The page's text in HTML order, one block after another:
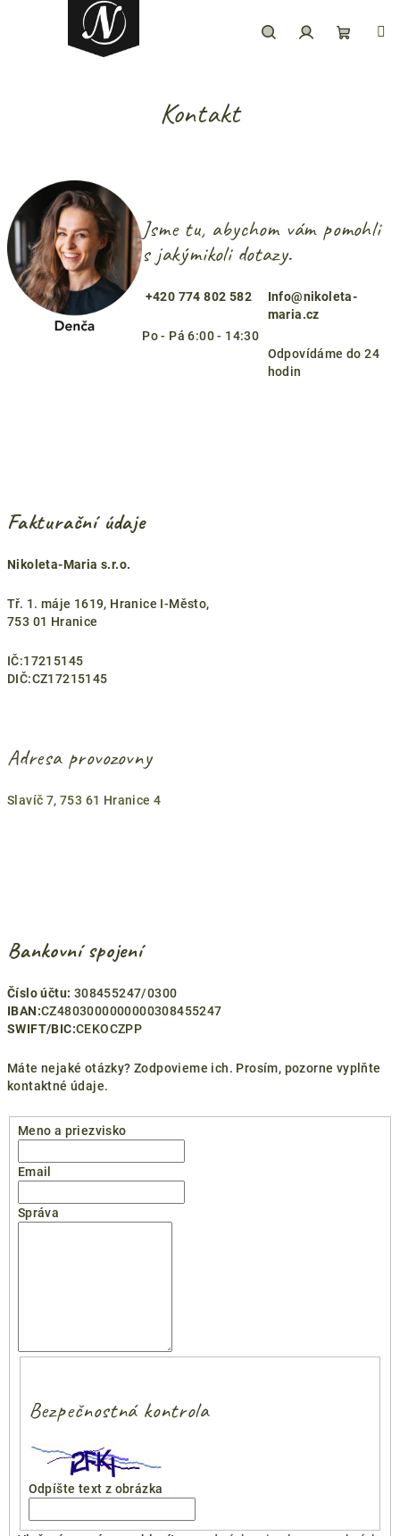
Kontakt
Jsme tu, abychom vám pomohli
s jakýmikoli dotazy.
+420 774 802 582
Po - Pá 6:00 - 14:30
Info@nikoleta-
maria.cz
Odpovídáme do 24
hodin
Fakturační údaje
Nikoleta-Maria s.r.o.
Tř. 1. máje 1619, Hranice I-Město,
753 01 Hranice
IČ:17215145
DIČ:CZ17215145
Adresa provozovny
Slavíč 7, 753 61 Hranice 4
Bankovní spojení
Číslo účtu: 308455247/0300
IBAN:CZ4803000000000308455247
SWIFT/BIC:CEKOCZPP
Máte nejaké otázky? Zodpovieme ich. Prosím, pozorne vyplňte
kontaktné údaje.
Meno a priezvisko
Email
Správa
Bezpečnostná kontrola
Odpíšte text z obrázka